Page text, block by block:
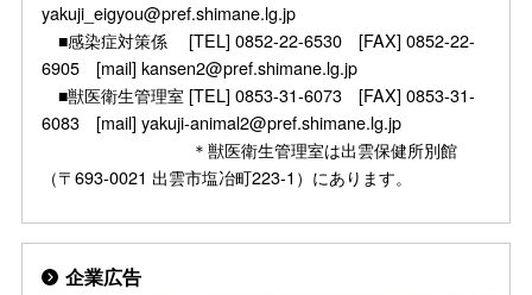
yakuji_eigyou@pref.shimane.lg.jp
■感染症対策係 [TEL] 0852-22-6530 [FAX] 0852-22-
6905 [mail] kansen2@pref.shimane.lg.jp
■獣医衛生管理室 [TEL] 0853-31-6073 [FAX] 0853-31-
6083 [mail] yakuji-animal2@pref.shimane.lg.jp
＊獣医衛生管理室は出雲保健所別館
（〒693-0021 出雲市塩冶町223-1）にあります。
企業広告